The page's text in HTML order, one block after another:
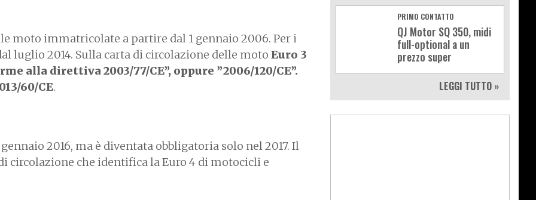
moto immatricolate a partire dal 1 gennaio 2006. Per i
luglio 2014. Sulla carta di circolazione delle moto Euro 3
alla direttiva 2003/77/CE”, oppure ”2006/120/CE”.
60/CE.
2016, ma è diventata obbligatoria solo nel 2017. Il
circolazione che identifica la Euro 4 di motocicli e
PRIMO CONTATTO
QJ Motor SQ 350, midi
full-optional a un
prezzo super
LEGGI TUTTO »